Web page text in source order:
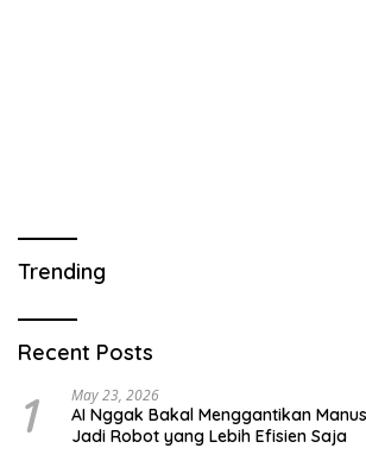
Trending
Recent Posts
1 May 23, 2026
AI Nggak Bakal Menggantikan
Jadi Robot yang Lebih Efisien Saja